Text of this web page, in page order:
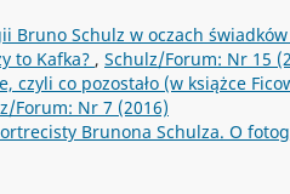
Bruno Schulz w oczach świadków
to Kafka? , Schulz/Forum: Nr 15
czyli co pozostało (w książce
Forum: Nr 7 (2016)
Brunona Schulza. O